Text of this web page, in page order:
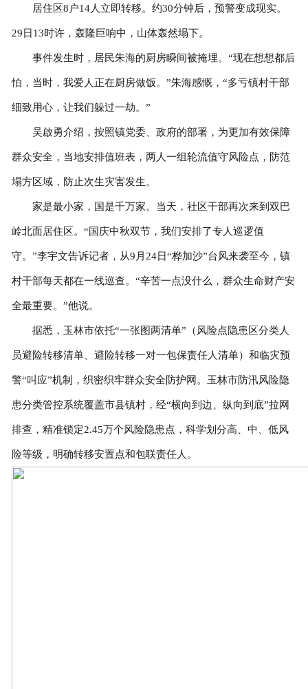
居住区8户14人立即转移。约30分钟后，预警变成现实。
29日13时许，轰隆巨响中，山体轰然塌下。
事件发生时，居民朱海的厨房瞬间被掩埋。“现在想想都后
怕，当时，我爱人正在厨房做饭。”朱海感慨，“多亏镇村干部
细致用心，让我们躲过一劫。”
吴啟勇介绍，按照镇党委、政府的部署，为更加有效保障
群众安全，当地安排值班表，两人一组轮流值守风险点，防范
塌方区域，防止次生灾害发生。
家是最小家，国是千万家。当天，社区干部再次来到双巴
岭北面居住区。“国庆中秋双节，我们安排了专人巡逻值
守。”李宇文告诉记者，从9月24日“桦加沙”台风来袭至今，镇
村干部每天都在一线巡查。“辛苦一点没什么，群众生命财产安
全最重要。”他说。
据悉，玉林市依托“一张图两清单”（风险点隐患区分类人
员避险转移清单、避险转移一对一包保责任人清单）和临灾预
警“叫应”机制，织密织牢群众安全防护网。玉林市防汛风险隐
患分类管控系统覆盖市县镇村，经“横向到边、纵向到底”拉网
排查，精准锁定2.45万个风险隐患点，科学划分高、中、低风
险等级，明确转移安置点和包联责任人。